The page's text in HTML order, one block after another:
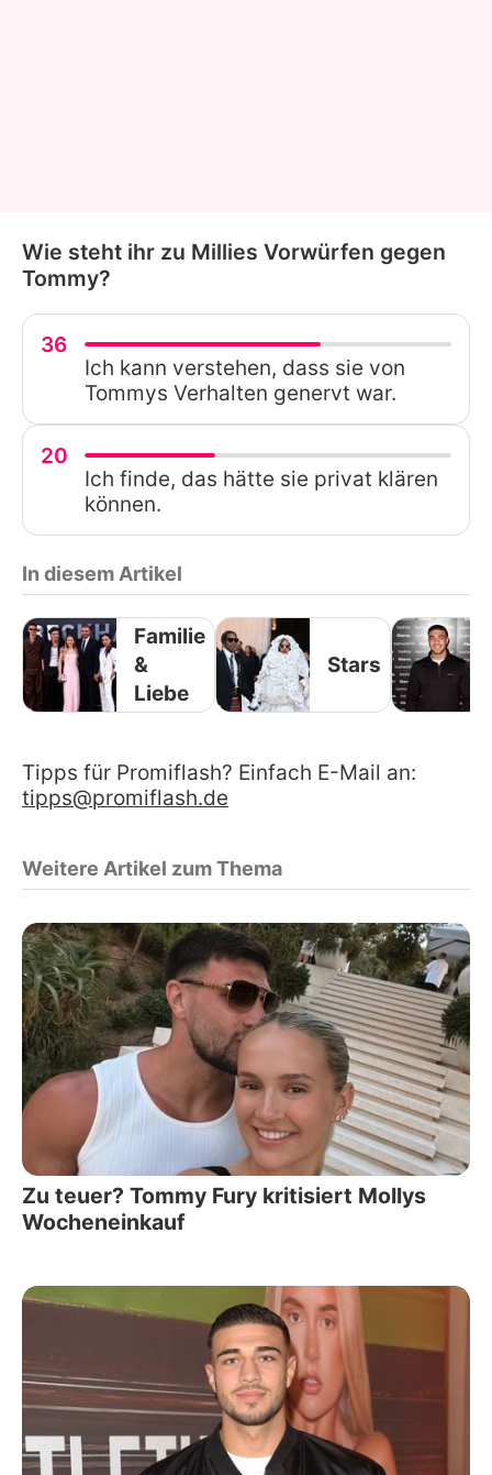
Wie steht ihr zu Millies Vorwürfen gegen
Tommy?
36
Ich kann verstehen, dass sie von
Tommys Verhalten genervt war.
20
Ich finde, das hätte sie privat klären
können.
In diesem Artikel
Familie
&
Liebe
Stars
Tipps für Promiflash? Einfach E-Mail an:
tipps@promiflash.de
Weitere Artikel zum Thema
Zu teuer? Tommy Fury kritisiert Mollys
Wocheneinkauf